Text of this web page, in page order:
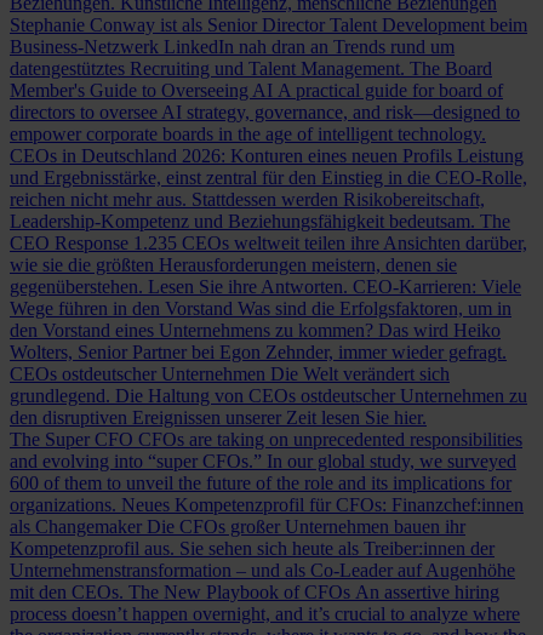
Stephanie Conway ist als Senior Director Talent Development beim
Business-Netzwerk LinkedIn nah dran an Trends rund um
datengestütztes Recruiting und Talent Management. The Board
Member's Guide to Overseeing AI A practical guide for board of
directors to oversee AI strategy, governance, and risk—designed to
empower corporate boards in the age of intelligent technology.
CEOs in Deutschland 2026: Konturen eines neuen Profils Leistung
und Ergebnisstärke, einst zentral für den Einstieg in die CEO-Rolle,
reichen nicht mehr aus. Stattdessen werden Risikobereitschaft,
Leadership-Kompetenz und Beziehungsfähigkeit bedeutsam. The
CEO Response 1.235 CEOs weltweit teilen ihre Ansichten darüber,
wie sie die größten Herausforderungen meistern, denen sie
gegenüberstehen. Lesen Sie ihre Antworten. CEO-Karrieren: Viele
Wege führen in den Vorstand Was sind die Erfolgsfaktoren, um in
den Vorstand eines Unternehmens zu kommen? Das wird Heiko
Wolters, Senior Partner bei Egon Zehnder, immer wieder gefragt.
CEOs ostdeutscher Unternehmen Die Welt verändert sich
grundlegend. Die Haltung von CEOs ostdeutscher Unternehmen zu
den disruptiven Ereignissen unserer Zeit lesen Sie hier.
The Super CFO CFOs are taking on unprecedented responsibilities
and evolving into “super CFOs.” In our global study, we surveyed
600 of them to unveil the future of the role and its implications for
organizations. Neues Kompetenzprofil für CFOs: Finanzchef:innen
als Changemaker Die CFOs großer Unternehmen bauen ihr
Kompetenzprofil aus. Sie sehen sich heute als Treiber:innen der
Unternehmenstransformation – und als Co-Leader auf Augenhöhe
mit den CEOs. The New Playbook of CFOs An assertive hiring
process doesn’t happen overnight, and it’s crucial to analyze where